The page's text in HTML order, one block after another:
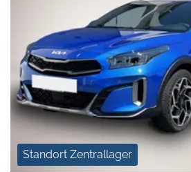
Standort Zentrallager